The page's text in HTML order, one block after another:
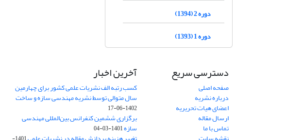
دوره 2 (1394)
دوره 1 (1393)
دسترسی سریع
صفحه اصلی
درباره نشریه
اعضای هیات تحریریه
ارسال مقاله
تماس با ما
آخرین اخبار
کسب رتبه الف نشریات علمی کشور برای چهارمین
سال متوالی توسط نشریه مهندسی سازه و ساخت
1402-06-17
برگزاری ششمین کنفرانس بین‌المللی مهندسی
سازه1401-03-04